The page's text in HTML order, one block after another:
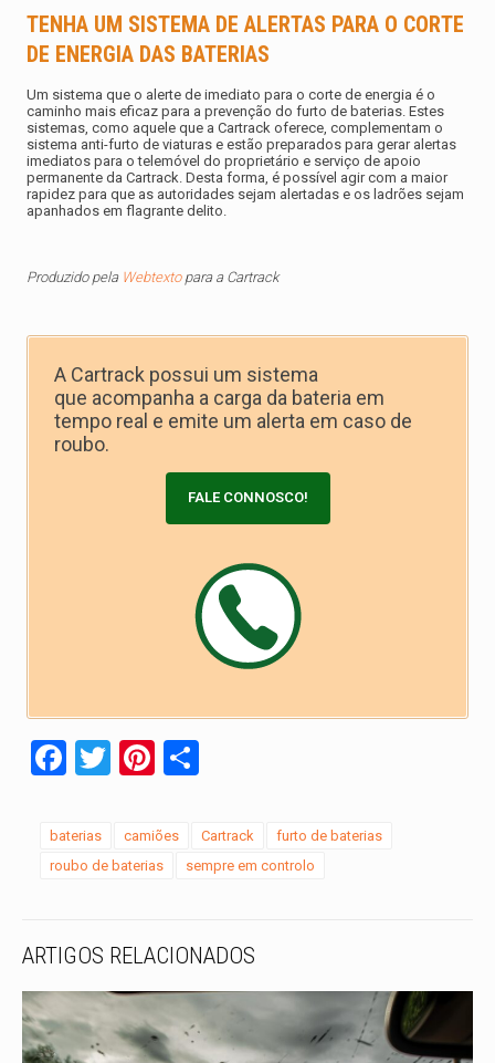
TENHA UM SISTEMA DE ALERTAS PARA O CORTE
DE ENERGIA DAS BATERIAS
Um sistema que o alerte de imediato para o corte de energia é o
caminho mais eficaz para a prevenção dofurto de baterias. Estes
sistemas, como aquele que a Cartrack oferece, complementam o
sistema anti-furto de viaturas e estão preparados para gerar alertas
imediatos para o telemóvel do proprietário e serviço de apoio
permanente da Cartrack. Desta forma, é possível agir com a maior
rapidez para que as autoridades sejam alertadas e os ladrões sejam
apanhados em flagrante delito.
Produzido pela Webtextopara a Cartrack
A Cartrack possui um sistema
que acompanha a carga da bateria em
tempo real e emite um alerta em caso de
roubo.
FALE CONNOSCO!
Facebook
TwitterPinterest
baterias camiões Cartrack
furto de baterias
roubo de baterias
sempre em controlo
ARTIGOS RELACIONADOS